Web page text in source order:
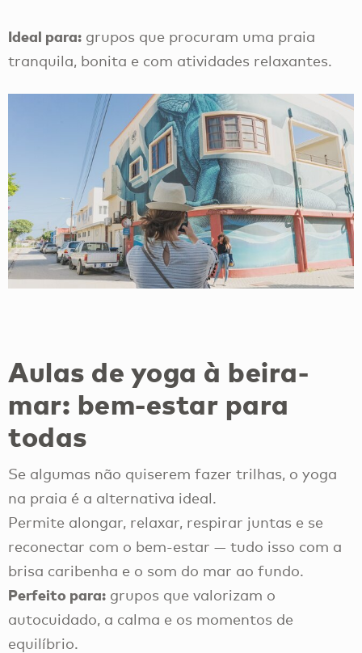
Ideal para: grupos que procuram uma praia
tranquila, bonita e com atividades relaxantes.
Aulas de yoga à beira-
mar: bem-estar para
todas
Se algumas não quiserem fazer trilhas, o yoga
na praia é a alternativa ideal.
Permite alongar, relaxar, respirar juntas e se
reconectar com o bem-estar — tudo isso com a
brisa caribenha e o som do mar ao fundo.
Perfeito para: grupos que valorizam o
autocuidado, a calma e os momentos de
equilíbrio.